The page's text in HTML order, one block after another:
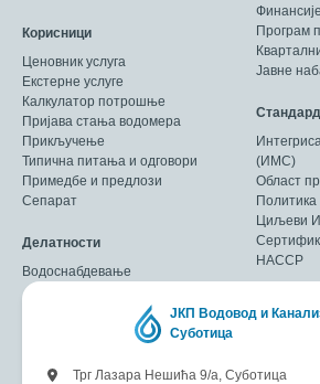
Корисници
Ценовник услуга
Екстерне услуге
Калкулатор потрошње
Пријава стања водомера
Прикључење
Типична питања и одговори
Примедбе и предлози
Сепарат
Делатности
Водоснабдевање
Финансије
Програм
Јавне
(ИМС)
Област
Циљеви
HACCP
ЈКП Водовод и
Суботица
Трг Лазара Нешића 9/а, Суботица